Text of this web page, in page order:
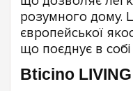
розумного дому.
європейської
що поєднує в собі
Bticino